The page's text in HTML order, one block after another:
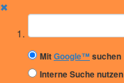
✖
Suchbegriff
MitGoogle™suchen
Interne Suche nutzen